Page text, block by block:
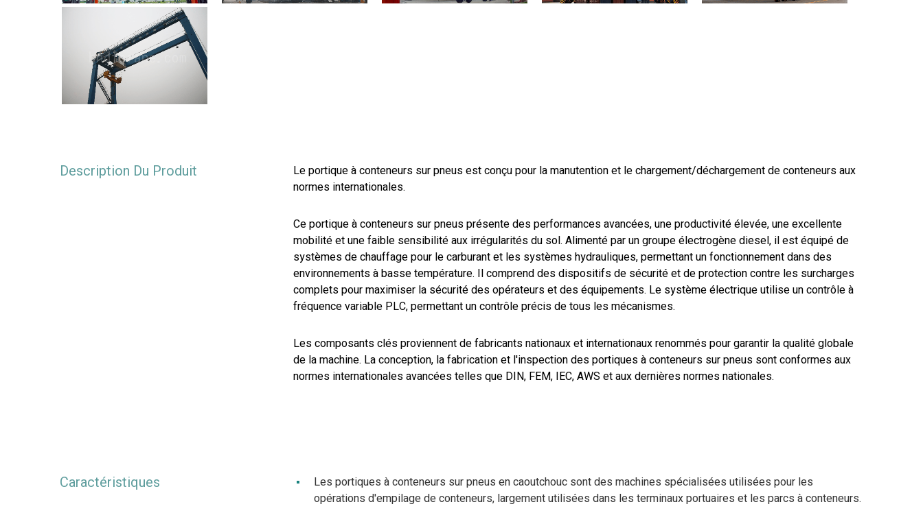
Description Du Produit
Le portique à conteneurs sur pneus est conçu pour la manutention et le chargement/déchargement de conteneurs aux
normes internationales.
Ce portique à conteneurs sur pneus présente des performances avancées, une productivité élevée, une excellente
mobilité et une faible sensibilité aux irrégularités du sol. Alimenté par un groupe électrogène diesel, il est équipé de
systèmes de chauffage pour le carburant et les systèmes hydrauliques, permettant un fonctionnement dans des
environnements à basse température. Il comprend des dispositifs de sécurité et de protection contre les surcharges
complets pour maximiser la sécurité des opérateurs et des équipements. Le système électrique utilise un contrôle à
fréquence variable PLC, permettant un contrôle précis de tous les mécanismes.
Les composants clés proviennent de fabricants nationaux et internationaux renommés pour garantir la qualité globale
de la machine. La conception, la fabrication et l'inspection des portiques à conteneurs sur pneus sont conformes aux
normes internationales avancées telles que DIN, FEM, IEC, AWS et aux dernières normes nationales.
Caractéristiques
Les portiques à conteneurs sur pneus en caoutchouc sont des machines spécialisées utilisées pour les
opérations d'empilage de conteneurs, largement utilisées dans les terminaux portuaires et les parcs à conteneurs.